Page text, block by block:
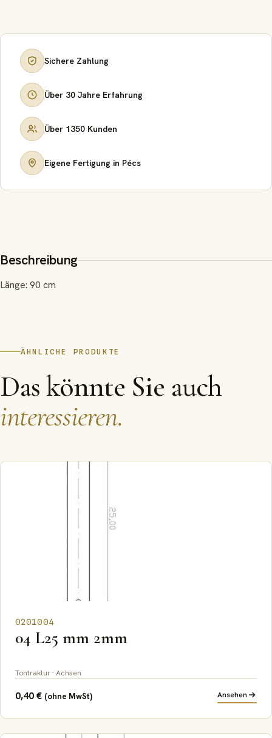
Sichere Zahlung
Über 30 Jahre Erfahrung
Über 1350 Kunden
Eigene Fertigung in Pécs
Beschreibung
Länge: 90 cm
ÄHNLICHE PRODUKTE
Das könnte Sie auch
interessieren.
0201004
04 L25 mm 2mm
Tontraktur · Achsen
0,40€ (ohne MwSt) Ansehen